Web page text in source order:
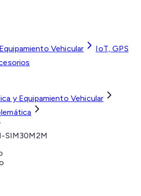
Vehicular
IoT, GPS
y Equipamiento Vehicular
SIM30M2M